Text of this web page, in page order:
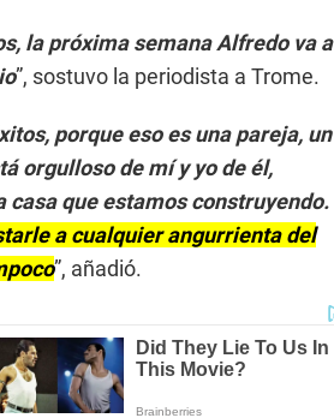
la próxima semana Alfredo va a
”, sostuvo la periodista a Trome.
porque eso es una pareja, un
orgulloso de mí y yo de él,
casa que estamos construyendo.
a cualquier angurrienta del
”, añadió.